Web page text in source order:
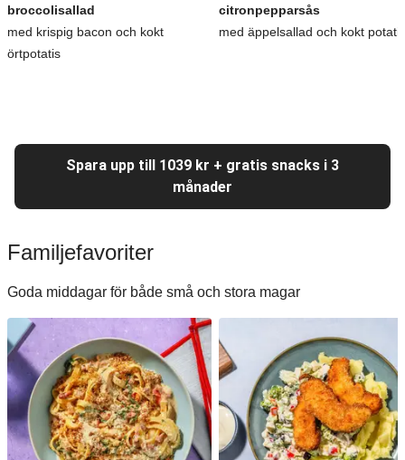
broccolisallad
med krispig bacon och kokt
örtpotatis
citronpepparsås
med äppelsallad och kokt potatis
Spara upp till 1039 kr + gratis snacks i 3
månader
Familjefavoriter
Goda middagar för både små och stora magar